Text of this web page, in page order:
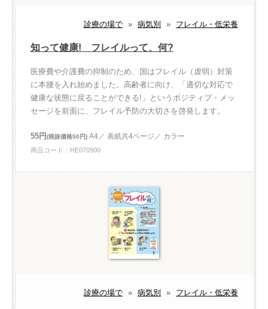
診療の場で » 病気別 » フレイル・低栄養
知って健康! フレイルって、何?
医療費や介護費の抑制のため、国はフレイル（虚弱）対策
に本腰を入れ始めました。高齢者に向け、「適切な対応で
健康な状態に戻ることができる!」というポジティブ・メッ
セージを前面に、フレイル予防の大切さを啓発します。
55円(税抜価格50円) A4／ 表紙共4ページ／ カラー
商品コード：HE070900
診療の場で » 病気別 » フレイル・低栄養